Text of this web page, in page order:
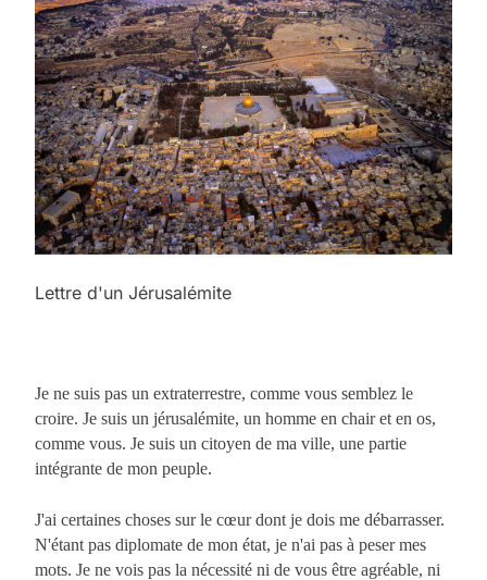
Lettre d'un Jérusalémite
Je ne suis pas un extraterrestre, comme vous semblez le
croire. Je suis un jérusalémite, un homme en chair et en os,
comme vous. Je suis un citoyen de ma ville, une partie
intégrante de mon peuple.
J'ai certaines choses sur le cœur dont je dois me débarrasser.
N'étant pas diplomate de mon état, je n'ai pas à peser mes
mots. Je ne vois pas la nécessité ni de vous être agréable, ni